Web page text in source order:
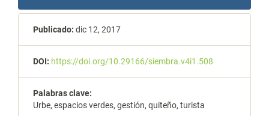
Publicado: dic 12, 2017
DOI: https://doi.org/10.29166/siembra.v4i1.508
Palabras clave:
Urbe, espacios verdes, gestión, quiteño, turista